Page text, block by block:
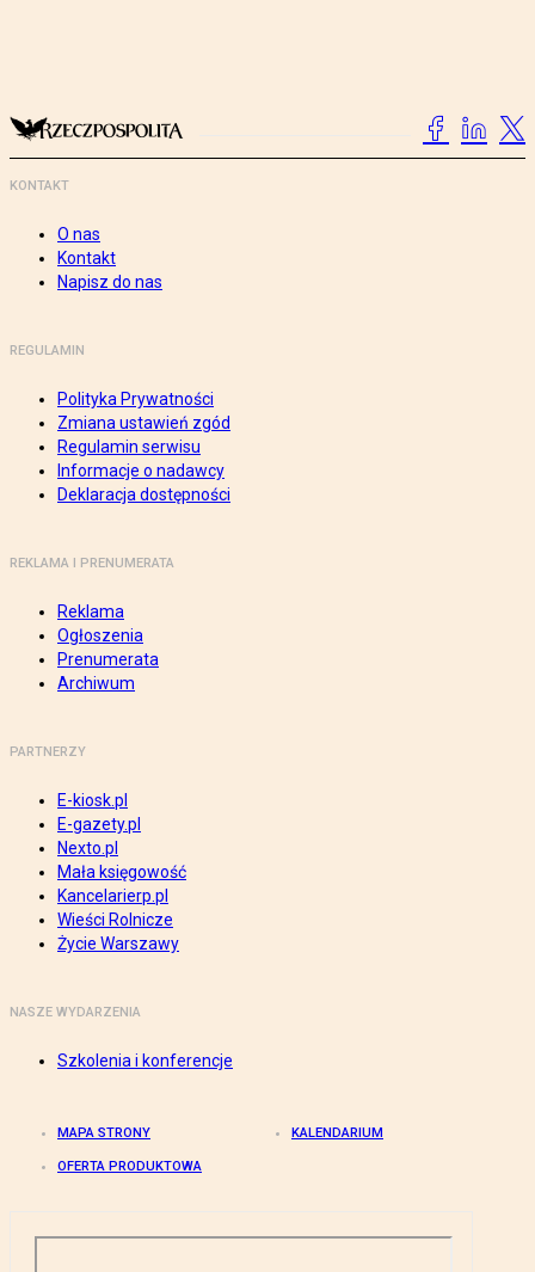
KONTAKT
O nas
Kontakt
Napisz do nas
REGULAMIN
Polityka Prywatności
Zmiana ustawień zgód
Regulamin serwisu
Informacje o nadawcy
Deklaracja dostępności
REKLAMA I PRENUMERATA
Reklama
Ogłoszenia
Prenumerata
Archiwum
PARTNERZY
E-kiosk.pl
E-gazety.pl
Nexto.pl
Mała księgowość
Kancelarierp.pl
Wieści Rolnicze
Życie Warszawy
NASZE WYDARZENIA
Szkolenia i konferencje
MAPA STRONY KALENDARIUM
OFERTA PRODUKTOWA